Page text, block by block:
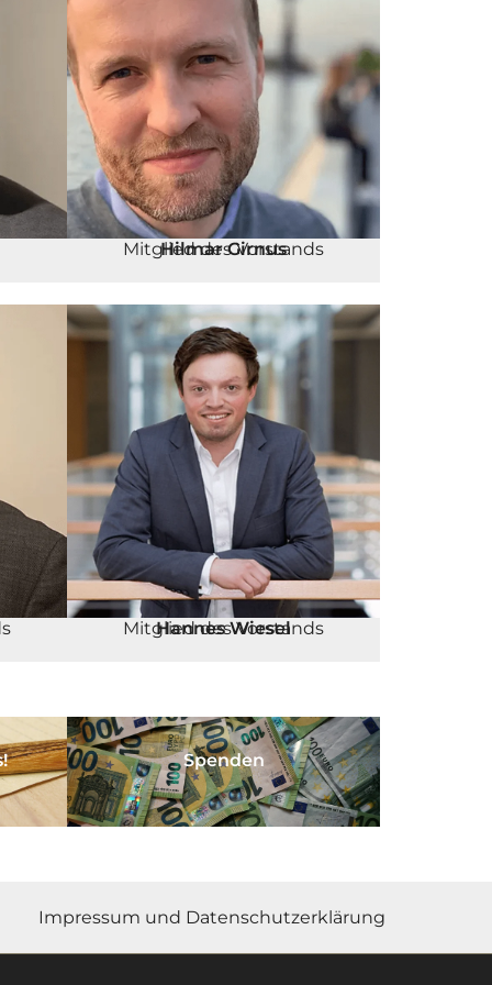
Hilmar Girnus
Mitglied des Vorstands
Hannes Wiesel
Mitglied des Vorstands
Spenden
Impressum und Datenschutzerklärung